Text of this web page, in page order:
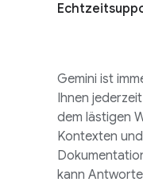
Gemini ist
Ihnen
dem lästigen
Kontexten
kann